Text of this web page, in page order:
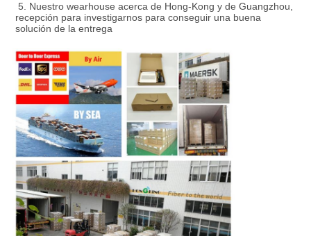
5. Nuestro wearhouse acerca de Hong-Kong y de Guangzhou,
recepción para investigarnos para conseguir una buena
solución de la entrega